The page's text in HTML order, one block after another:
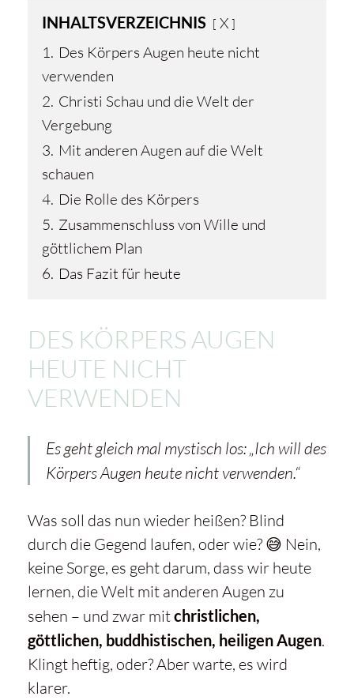
INHALTSVERZEICHNIS
X
1. Des Körpers Augen heute nicht
verwenden
2. Christi Schau und die Welt der
Vergebung
3. Mit anderen Augen auf die Welt
schauen
4. Die Rolle des Körpers
5. Zusammenschluss von Wille und
göttlichem Plan
6. Das Fazit für heute
DES KÖRPERS AUGEN
HEUTE NICHT
VERWENDEN
Es geht gleich mal mystisch los: „Ich will des
Körpers Augen heute nicht verwenden.“
Was soll das nun wieder heißen? Blind
durch die Gegend laufen, oder wie? 😅 Nein,
keine Sorge, es geht darum, dass wir heute
lernen, die Welt mit anderen Augen zu
sehen – und zwar mitchristlichen,
göttlichen, buddhistischen, heiligen Augen.
Klingt heftig, oder? Aber warte, es wird
klarer.